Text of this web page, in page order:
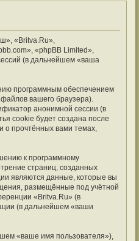
«Britva.Ru»,
«phpBB Limited»,
(в дальнейшем «ваша
программным обеспечением
вашего браузера).
анонимной сессии (в
cookie будет создана после
о прочтённых вами темах,
к программному
страниц, созданных
являются данные, которые вы
размещённые под учётной
«Britva.Ru» (в
(в дальнейшем «ваши
«ваше имя пользователя»),